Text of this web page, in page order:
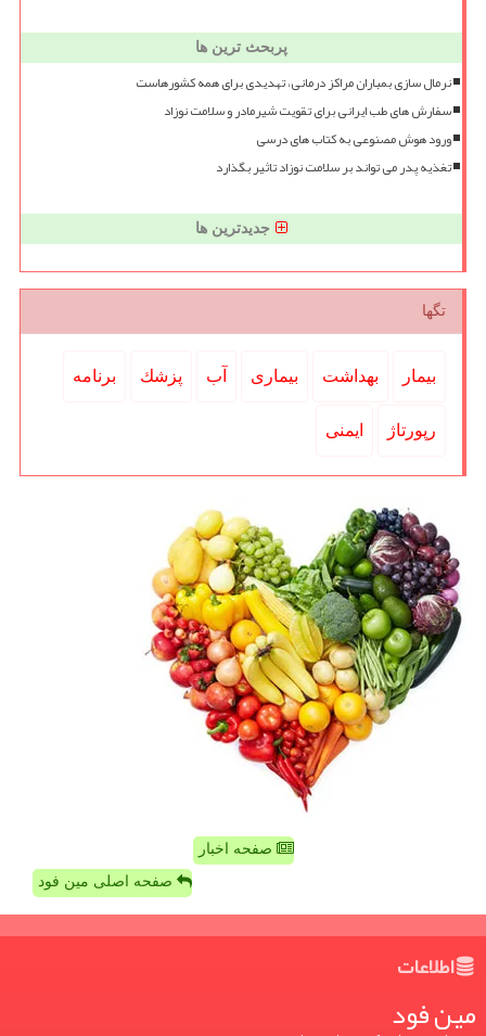
پربحث ترین ها
نرمال سازی بمباران مراکز درمانی، تهدیدی برای همه کشورهاست
سفارش های طب ایرانی برای تقویت شیرمادر و سلامت نوزاد
ورود هوش مصنوعی به کتاب های درسی
تغذیه پدر می تواند بر سلامت نوزاد تاثیر بگذارد
جدیدترین ها
تگها
بیمار بهداشت بیماری آب پزشك برنامه
رپورتاژ ایمنی
صفحه اخبار
صفحه اصلی مین فود
اطلاعات
مین فود